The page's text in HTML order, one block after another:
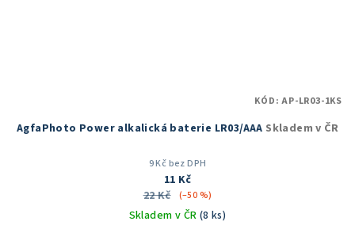
AgfaPhoto Power alkalická baterie LR03/AAA Skladem v ČR
9 Kč bez DPH
11 Kč
22 Kč
(–50 %)
Skladem v ČR (8 ks)
KÓD:AP-LR03-1KS